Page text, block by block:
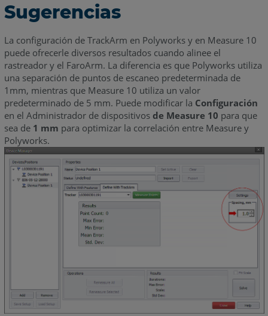
Sugerencias
La configuración de TrackArm en Polyworks y en Measure 10
puede ofrecerle diversos resultados cuando alinee el
rastreador y el FaroArm. La diferencia es que Polyworks utiliza
una separación de puntos de escaneo predeterminada de
1mm, mientras que Measure 10 utiliza un valor
predeterminado de 5 mm. Puede modificar la Configuración
en el Administrador de dispositivos de Measure 10 para que
sea de 1 mm para optimizar la correlación entre Measure y
Polyworks.